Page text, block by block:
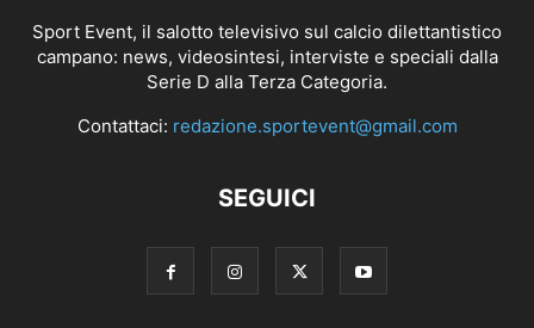
Sport Event, il salotto televisivo sul calcio dilettantistico
campano: news, videosintesi, interviste e speciali dalla
Serie D alla Terza Categoria.
Contattaci: redazione.sportevent@gmail.com
SEGUICI